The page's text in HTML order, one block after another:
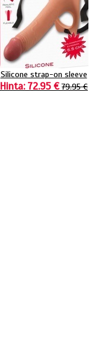
Silicone strap-on sleeve
Hinta: 72.95 € 79.95 €